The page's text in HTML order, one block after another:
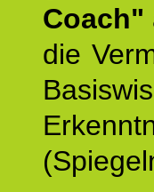
Coach"
die